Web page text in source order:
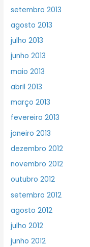
setembro 2013
agosto 2013
julho 2013
junho 2013
maio 2013
abril 2013
março 2013
fevereiro 2013
janeiro 2013
dezembro 2012
novembro 2012
outubro 2012
setembro 2012
agosto 2012
julho 2012
junho 2012